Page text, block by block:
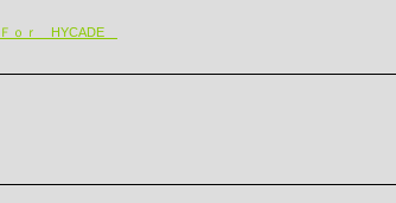
ｏｒ HYCADE